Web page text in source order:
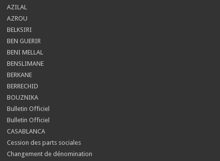
AZILAL
AZROU
BELKSIRI
BEN GUERIR
BENI MELLAL
BENSLIMANE
BERKANE
BERRECHID
BOUZNIKA
Bulletin Officiel
Bulletin Officiel
CASABLANCA
Cession des parts sociales
Changement de dénomination